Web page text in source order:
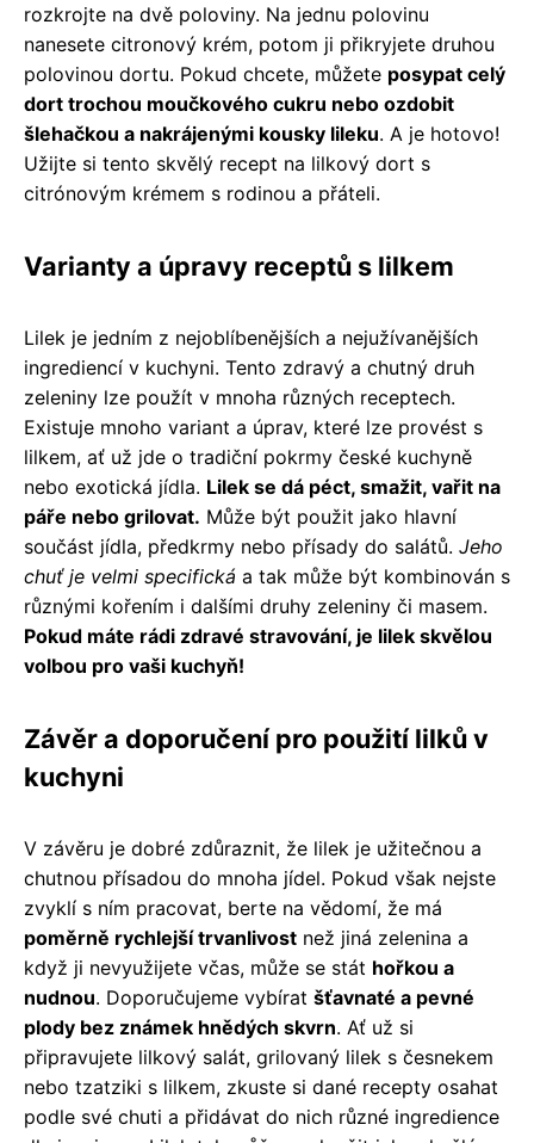
rozkrojte na dvě poloviny. Na jednu polovinu
nanesete citronový krém, potom ji přikryjete druhou
polovinou dortu. Pokud chcete, můžete posypat celý
dort trochou moučkového cukru nebo ozdobit
šlehačkou a nakrájenými kousky lileku. A je hotovo!
Užijte si tento skvělý recept na lilkový dort s
citrónovým krémem s rodinou a přáteli.
Varianty a úpravy receptů s lilkem
Lilek je jedním z nejoblíbenějších a nejužívanějších
ingrediencí v kuchyni. Tento zdravý a chutný druh
zeleniny lze použít v mnoha různých receptech.
Existuje mnoho variant a úprav, které lze provést s
lilkem, ať už jde o tradiční pokrmy české kuchyně
nebo exotická jídla. Lilek se dá péct, smažit, vařit na
páře nebo grilovat. Může být použit jako hlavní
součást jídla, předkrmy nebo přísady do salátů. Jeho
chuť je velmi specifická a tak může být kombinován s
různými kořením i dalšími druhy zeleniny či masem.
Pokud máte rádi zdravé stravování, je lilek skvělou
volbou pro vaši kuchyň!
Závěr a doporučení pro použití lilků v
kuchyni
V závěru je dobré zdůraznit, že lilek je užitečnou a
chutnou přísadou do mnoha jídel. Pokud však nejste
zvyklí s ním pracovat, berte na vědomí, že má
poměrně rychlejší trvanlivost než jiná zelenina a
když ji nevyužijete včas, může se stát hořkou a
nudnou. Doporučujeme vybírat šťavnaté a pevné
plody bez známek hnědých skvrn. Ať už si
připravujete lilkový salát, grilovaný lilek s česnekem
nebo tzatziki s lilkem, zkuste si dané recepty osahat
podle své chuti a přidávat do nich různé ingredience